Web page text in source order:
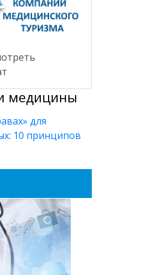
медицины
для
10 принципов